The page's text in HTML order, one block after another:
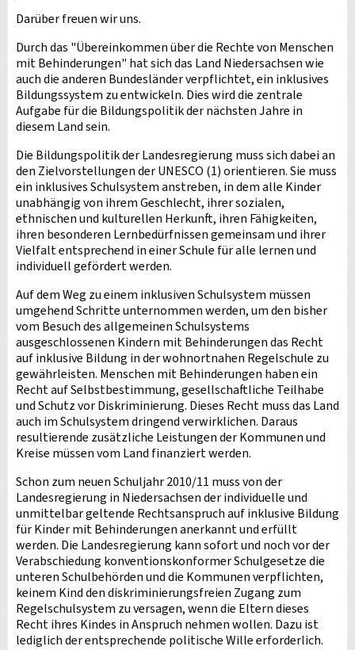
Darüber freuen wir uns.
Durch das "Übereinkommen über die Rechte von Menschen
mit Behinderungen" hat sich das Land Niedersachsen wie
auch die anderen Bundesländer verpflichtet, ein inklusives
Bildungssystem zu entwickeln. Dies wird die zentrale
Aufgabe für die Bildungspolitik der nächsten Jahre in
diesem Land sein.
Die Bildungspolitik der Landesregierung muss sich dabei an
den Zielvorstellungen der UNESCO (1) orientieren. Sie muss
ein inklusives Schulsystem anstreben, in dem alle Kinder
unabhängig von ihrem Geschlecht, ihrer sozialen,
ethnischen und kulturellen Herkunft, ihren Fähigkeiten,
ihren besonderen Lernbedürfnissen gemeinsam und ihrer
Vielfalt entsprechend in einer Schule für alle lernen und
individuell gefördert werden.
Auf dem Weg zu einem inklusiven Schulsystem müssen
umgehend Schritte unternommen werden, um den bisher
vom Besuch des allgemeinen Schulsystems
ausgeschlossenen Kindern mit Behinderungen das Recht
auf inklusive Bildung in der wohnortnahen Regelschule zu
gewährleisten. Menschen mit Behinderungen haben ein
Recht auf Selbstbestimmung, gesellschaftliche Teilhabe
und Schutz vor Diskriminierung. Dieses Recht muss das Land
auch im Schulsystem dringend verwirklichen. Daraus
resultierende zusätzliche Leistungen der Kommunen und
Kreise müssen vom Land finanziert werden.
Schon zum neuen Schuljahr 2010/11 muss von der
Landesregierung in Niedersachsen der individuelle und
unmittelbar geltende Rechtsanspruch auf inklusive Bildung
für Kinder mit Behinderungen anerkannt und erfüllt
werden. Die Landesregierung kann sofort und noch vor der
Verabschiedung konventionskonformer Schulgesetze die
unteren Schulbehörden und die Kommunen verpflichten,
keinem Kind den diskriminierungsfreien Zugang zum
Regelschulsystem zu versagen, wenn die Eltern dieses
Recht ihres Kindes in Anspruch nehmen wollen. Dazu ist
lediglich der entsprechende politische Wille erforderlich.